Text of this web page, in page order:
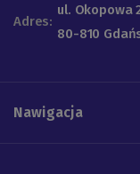
Adres:
ul. Okopowa
80-810
Nawigacja